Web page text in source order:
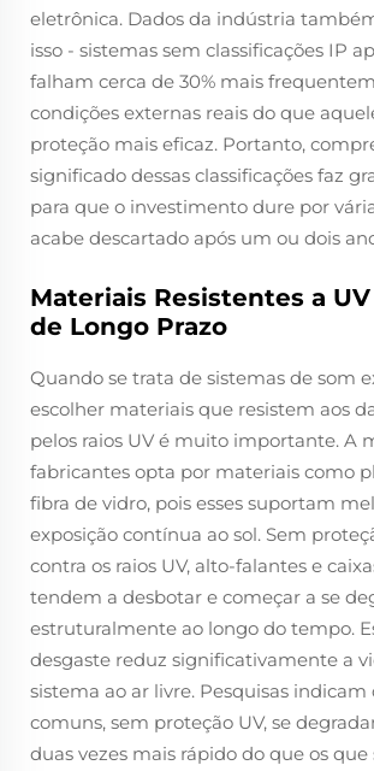
eletrônica. Dados da indústria
isso - sistemas sem classificações IP
falham cerca de 30% mais
condições externas reais do que
proteção mais eficaz. Portanto,
significado dessas classificações faz
para que o investimento dure por
acabe descartado após um ou dois
Materiais Resistentes a
de Longo Prazo
Quando se trata de sistemas de som
escolher materiais que resistem aos
pelos raios UV é muito importante. A
fabricantes opta por materiais como
fibra de vidro, pois esses suportam
exposição contínua ao sol. Sem
contra os raios UV, alto-falantes e
tendem a desbotar e começar a se
estruturalmente ao longo do tempo.
desgaste reduz significativamente a
sistema ao ar livre. Pesquisas indicam
comuns, sem proteção UV, se
duas vezes mais rápido do que os que